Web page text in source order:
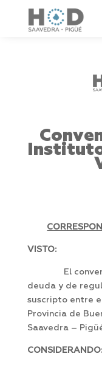
VISTO:
El
deuda y de
suscripto entre
Provincia de
Saavedra –
CONSIDERANDO: